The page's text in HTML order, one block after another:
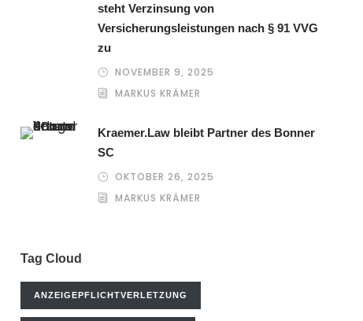
steht Verzinsung von
Versicherungsleistungen nach § 91 VVG
zu
NOVEMBER 9, 2025
MARKUS KRÄMER
Kraemer.Law bleibt Partner des Bonner
SC
OKTOBER 26, 2025
MARKUS KRÄMER
Tag Cloud
ANZEIGEPFLICHTVERLETZUNG